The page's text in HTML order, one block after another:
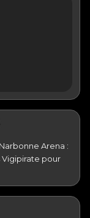
Arena :
Vigipirate pour